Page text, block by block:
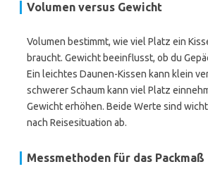
Volumen versus Gewicht
Volumen bestimmt, wie viel Platz ein
braucht. Gewicht beeinflusst, ob du
Ein leichtes Daunen-Kissen kann klein
schwerer Schaum kann viel Platz
Gewicht erhöhen. Beide Werte sind
nach Reisesituation ab.
Messmethoden für das Packmaß